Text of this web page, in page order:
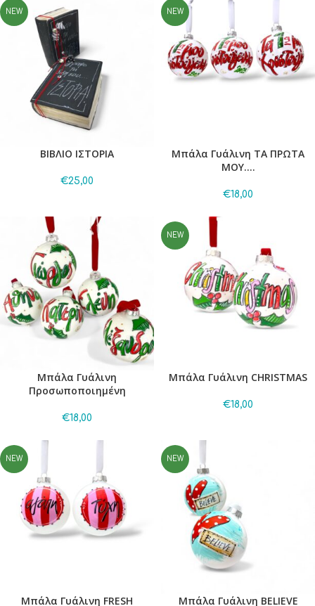
NEW
ΒΙΒΛΙΟ ΙΣΤΟΡΙΑ
€25,00
NEW
Μπάλα Γυάλινη ΤΑ ΠΡΩΤΑ
ΜΟΥ….
€18,00
Μπάλα Γυάλινη
Προσωποποιημένη
€18,00
NEW
Μπάλα Γυάλινη CHRISTMAS
€18,00
NEW
Μπάλα Γυάλινη FRESH
NEW
Μπάλα Γυάλινη BELIEVE